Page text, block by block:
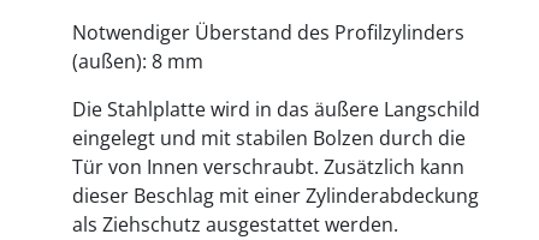
Notwendiger Überstand des Profilzylinders
(außen): 8 mm
Die Stahlplatte wird in das äußere Langschild
eingelegt und mit stabilen Bolzen durch die
Tür von Innen verschraubt. Zusätzlich kann
dieser Beschlag mit einer Zylinderabdeckung
als Ziehschutz ausgestattet werden.